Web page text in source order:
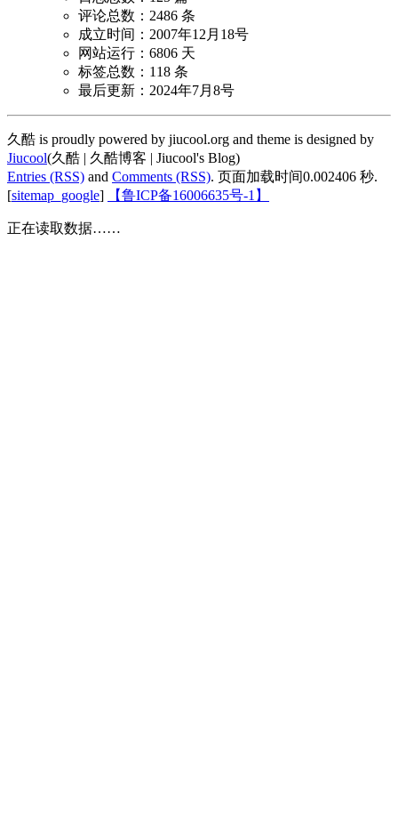
评论总数：2486 条
成立时间：2007年12月18号
网站运行：6806 天
标签总数：118 条
最后更新：2024年7月8号
久酷 is proudly powered by jiucool.org and theme is designed by
Jiucool(久酷 | 久酷博客 | Jiucool's Blog)
Entries (RSS) and Comments (RSS). 页面加载时间0.002406 秒.
[sitemap_google] 【鲁ICP备16006635号-1】
正在读取数据……